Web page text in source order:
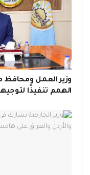
وزير العمل
الهمم تنفيذًا